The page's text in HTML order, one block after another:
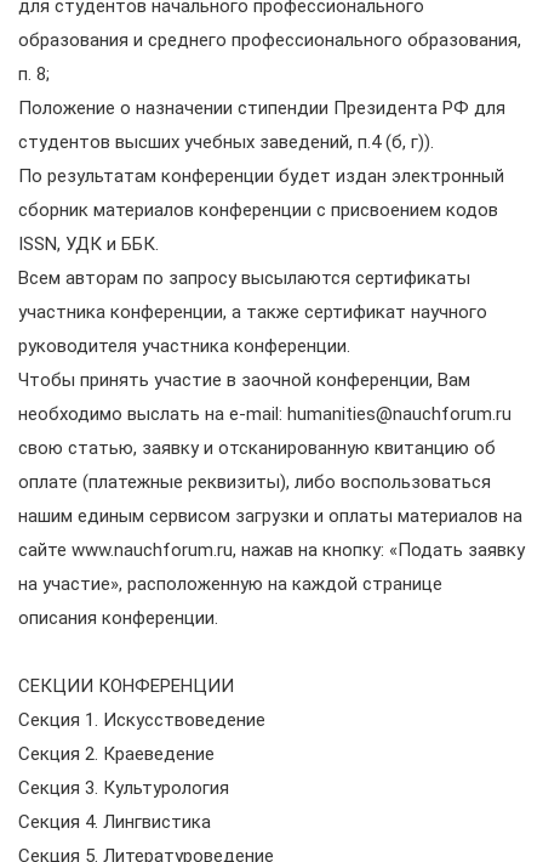
для студентов начального профессионального
образования и среднего профессионального образования,
п. 8;
Положение о назначении стипендии Президента РФ для
студентов высших учебных заведений, п.4 (б, г)).
По результатам конференции будет издан электронный
сборник материалов конференции с присвоением кодов
ISSN, УДК и ББК.
Всем авторам по запросу высылаются сертификаты
участника конференции, а также сертификат научного
руководителя участника конференции.
Чтобы принять участие в заочной конференции, Вам
необходимо выслать на e-mail: humanities@nauchforum.ru
свою статью, заявку и отсканированную квитанцию об
оплате (платежные реквизиты), либо воспользоваться
нашим единым сервисом загрузки и оплаты материалов на
сайте www.nauchforum.ru, нажав на кнопку: «Подать заявку
на участие», расположенную на каждой странице
описания конференции.
СЕКЦИИ КОНФЕРЕНЦИИ
Секция 1. Искусствоведение
Секция 2. Краеведение
Секция 3. Культурология
Секция 4. Лингвистика
Секция 5. Литературоведение